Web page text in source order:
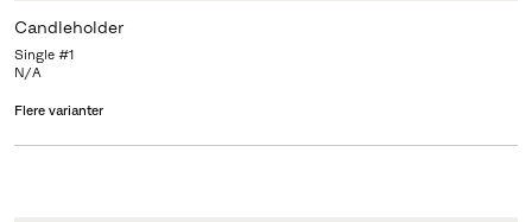
Candleholder
Single #1
N/A
Flere varianter